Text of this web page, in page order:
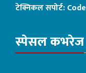
टेक्निकल सपोर्ट:
स्पेसल कभरेज